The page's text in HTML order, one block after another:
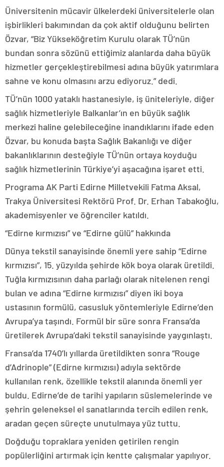
Üniversitenin mücavir ülkelerdeki üniversitelerle olan
işbirlikleri bakımından da çok aktif olduğunu belirten
Özvar, “Biz Yükseköğretim Kurulu olarak TÜ’nün
bundan sonra sözünü ettiğimiz alanlarda daha büyük
hizmetler gerçekleştirebilmesi adına büyük yatırımlara
sahne ve konu olmasını arzu ediyoruz.” dedi.
TÜ’nün 1000 yataklı hastanesiyle, iş üniteleriyle, diğer
sağlık hizmetleriyle Balkanlar’ın en büyük sağlık
merkezi haline gelebileceğine inandıklarını ifade eden
Özvar, bu konuda başta Sağlık Bakanlığı ve diğer
bakanlıklarının desteğiyle TÜ’nün ortaya koyduğu
sağlık hizmetlerinin Türkiye’yi aşacağına işaret etti.
Programa AK Parti Edirne Milletvekili Fatma Aksal,
Trakya Üniversitesi Rektörü Prof. Dr. Erhan Tabakoğlu,
akademisyenler ve öğrenciler katıldı.
“Edirne kırmızısı” ve “Edirne gülü” hakkında
Dünya tekstil sanayisinde önemli yere sahip “Edirne
kırmızısı”, 15. yüzyılda şehirde kök boya olarak üretildi.
Tuğla kırmızısının daha parlağı olarak nitelenen rengi
bulan ve adına “Edirne kırmızısı” diyen iki boya
ustasının formülü, casusluk yöntemleriyle Edirne’den
Avrupa’ya taşındı. Formül bir süre sonra Fransa’da
üretilerek Avrupa’daki tekstil sanayisinde yaygınlaştı.
Fransa’da 1740’lı yıllarda üretildikten sonra “Rouge
d’Adrinople” (Edirne kırmızısı) adıyla sektörde
kullanılan renk, özellikle tekstil alanında önemli yer
buldu. Edirne’de de tarihi yapıların süslemelerinde ve
şehrin geleneksel el sanatlarında tercih edilen renk,
aradan geçen süreçte unutulmaya yüz tuttu.
Doğduğu topraklara yeniden getirilen rengin
popülerliğini artırmak için kentte çalışmalar yapılıyor.